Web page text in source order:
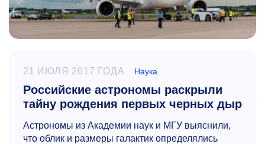
21 ИЮЛЯ 2017 ГОДА Наука
Российские астрономы раскрыли
тайну рождения первых черных дыр
Астрономы из Академии наук и МГУ выяснили,
что облик и размеры галактик определялись